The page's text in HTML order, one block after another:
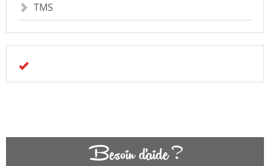
TMS
Besoin d'aide ?